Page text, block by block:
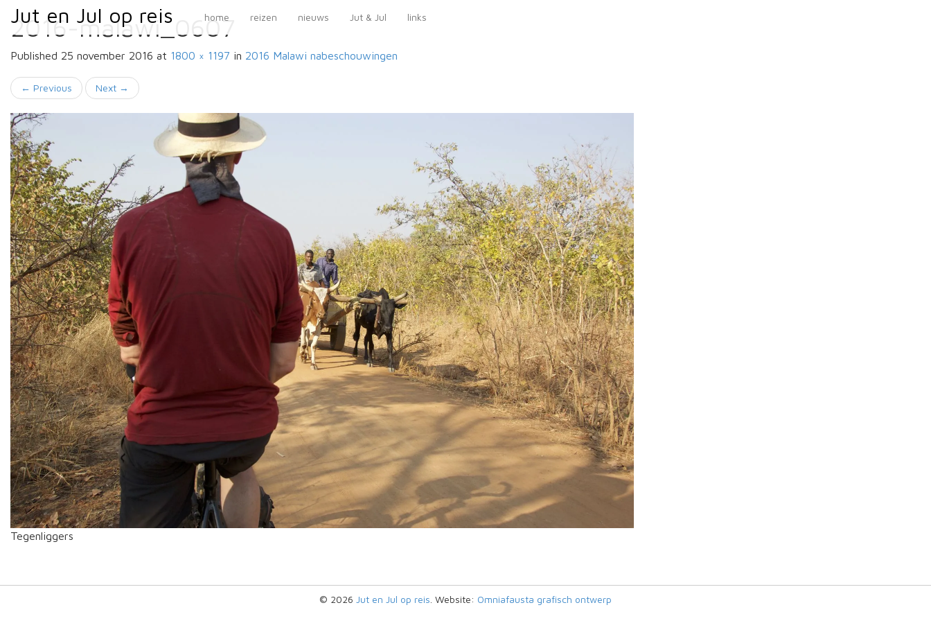
Jut en Jul op reis
Primary
Menu
content
Jut en Jul op reis
home reizen nieuws Jut & Jul links
2016-malawi_0607
Published 25 november 2016 at 1800 × 1197 in 2016 Malawi nabeschouwingen
← Previous Next →
Tegenliggers
© 2026 Jut en Jul op reis . Website: Omniafausta grafisch ontwerp